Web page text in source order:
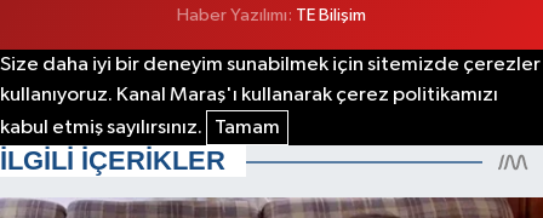
Haber Yazılımı: TE Bilişim
Size daha iyi bir deneyim sunabilmek için sitemizde çerezler
kullanıyoruz. Kanal Maraş'ı kullanarak çerez politikamızı
kabul etmiş sayılırsınız.
Tamam